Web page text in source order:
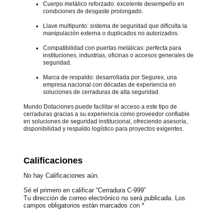
Cuerpo metálico reforzado: excelente desempeño en
condiciones de desgaste prolongado.
Llave multipunto: sistema de seguridad que dificulta la
manipulación externa o duplicados no autorizados.
Compatibilidad con puertas metálicas: perfecta para
instituciones, industrias, oficinas o accesos generales de
seguridad.
Marca de respaldo: desarrollada por Segurex, una
empresa nacional con décadas de experiencia en
soluciones de cerraduras de alta seguridad.
Mundo Dotaciones puede facilitar el acceso a este tipo de
cerraduras gracias a su experiencia como proveedor confiable
en soluciones de seguridad institucional, ofreciendo asesoría,
disponibilidad y respaldo logístico para proyectos exigentes.
Calificaciones
No hay Calificaciones aún.
Sé el primero en calificar “Cerradura C-999”
Tu dirección de correo electrónico no será publicada. Los
campos obligatorios están marcados con *